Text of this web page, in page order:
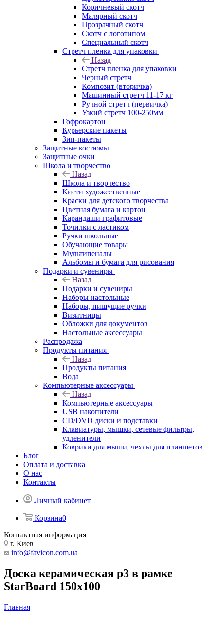
Коричневый скотч
Малярный скотч
Прозрачный скотч
Скотч с логотипом
Специальный скотч
Стретч пленка для упаковки
Назад
Стретч пленка для упаковки
Черный стретч
Композит (вторичка)
Машинный стретч 11-17 кг
Ручной стретч (первичка)
Узкий стретч 100-250мм
Гофрокартон
Курьерские пакеты
Зип-пакеты
Защитные костюмы
Защитные очки
Школа и творчество
Назад
Школа и творчество
Кисти художественные
Краски для детского творчества
Цветная бумага и картон
Карандаши графитовые
Точилки с ластиком
Ручки школьные
Обучающие товары
Мультипеналы
Альбомы и бумага для рисования
Подарки и сувениры
Назад
Подарки и сувениры
Наборы настольные
Наборы, пишущие ручки
Визитницы
Обложки для документов
Настольные аксессуары
Распродажа
Продукты питания
Назад
Продукты питания
Вода
Компьютерные аксессуары
Назад
Компьютерные аксессуары
USB накопители
CD/DVD диски и подставки
Клавиатуры, мышки, сетевые фильтры,
удленители
Коврики для мыши, чехлы для планшетов
Блог
Оплата и доставка
О нас
Контакты
Личный кабинет
Корзина0
Контактная информация
г. Киев
info@favicon.com.ua
Доска керамическая р3 в рамке
StarBoard 150x100
Главная
—